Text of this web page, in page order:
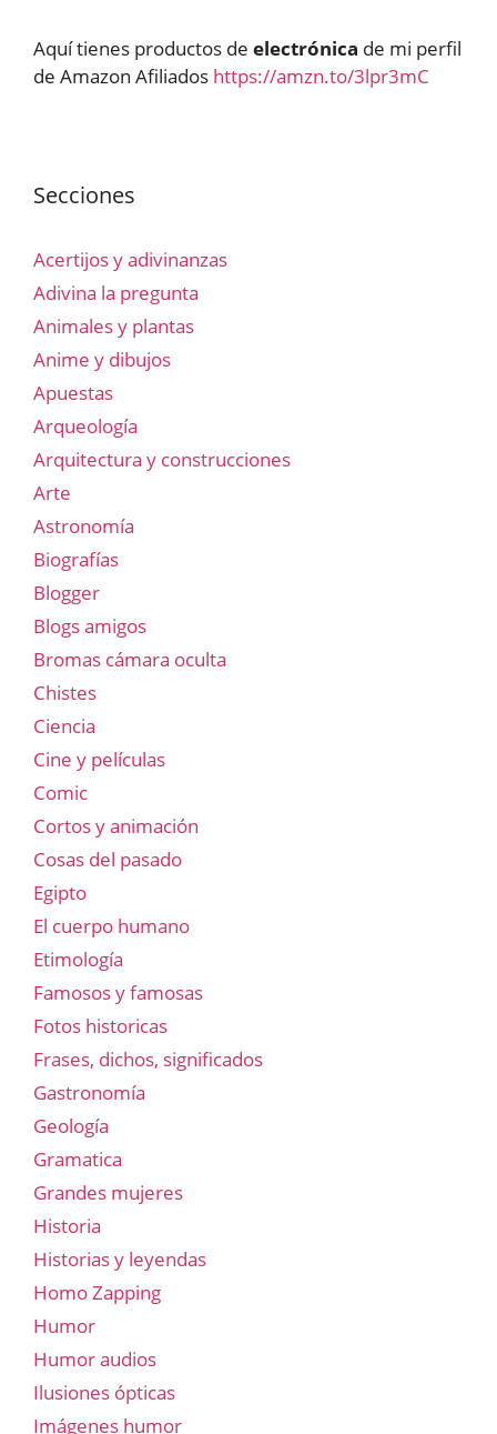
Aquí tienes productos de electrónica de mi perfil
de Amazon Afiliados https://amzn.to/3lpr3mC
Secciones
Acertijos y adivinanzas
Adivina la pregunta
Animales y plantas
Anime y dibujos
Apuestas
Arqueología
Arquitectura y construcciones
Arte
Astronomía
Biografías
Blogger
Blogs amigos
Bromas cámara oculta
Chistes
Ciencia
Cine y películas
Comic
Cortos y animación
Cosas del pasado
Egipto
El cuerpo humano
Etimología
Famosos y famosas
Fotos historicas
Frases, dichos, significados
Gastronomía
Geología
Gramatica
Grandes mujeres
Historia
Historias y leyendas
Homo Zapping
Humor
Humor audios
Ilusiones ópticas
Imágenes humor